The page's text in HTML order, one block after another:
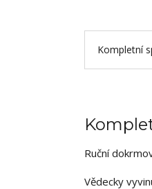
Kompletní
Ruční
Vědecky